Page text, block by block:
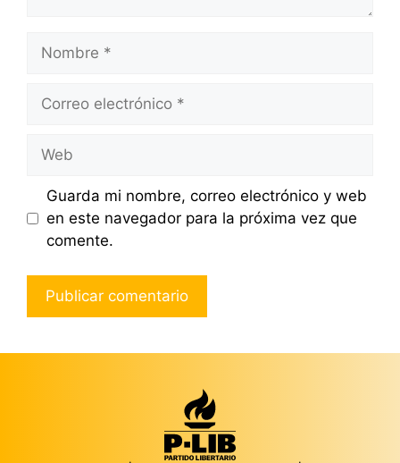
Nombre
Correo
Web
Guarda mi nombre, correo electrónico y web
en este navegador para la próxima vez que
comente.